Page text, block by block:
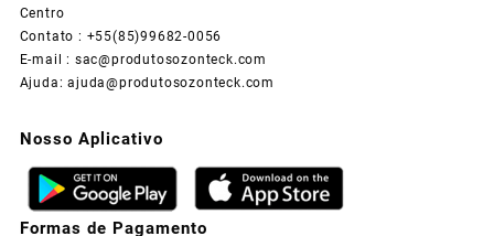
Centro
Contato : +55(85)99682-0056
E-mail : sac@produtosozonteck.com
Ajuda:ajuda@produtosozonteck.com
Nosso Aplicativo
Formas de Pagamento